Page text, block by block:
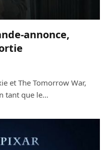
annonce,
et The Tomorrow War,
tant que le…